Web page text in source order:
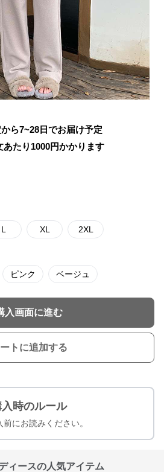
ら7~28日でお届け予定
あたり 1000円かかります
L XL 2XL
ピンク ベージュ
入画面に進む
トに追加する
入時のルール
前にお読みください。
ィースの人気アイテム